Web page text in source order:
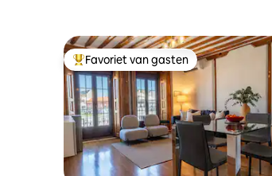
Topfavoriet van gasten
Favoriet van gasten